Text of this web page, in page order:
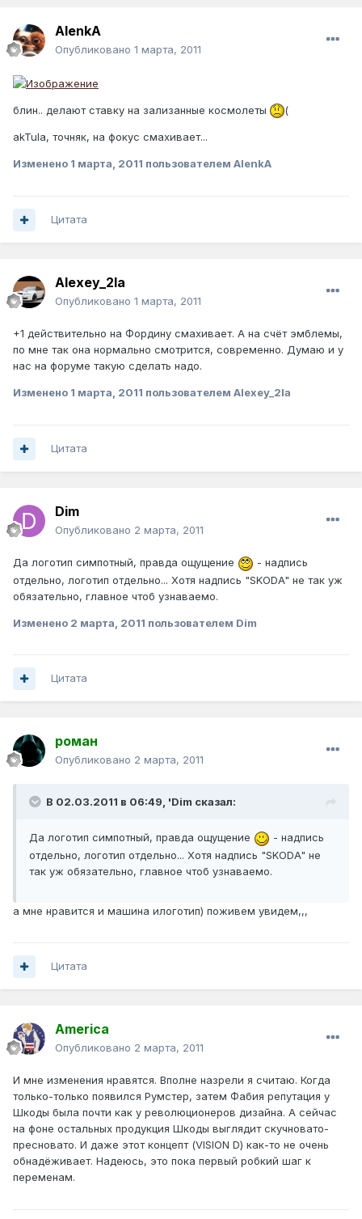
AlenkA
Опубликовано 1 марта, 2011
блин.. делают ставку на зализанные космолеты (
akTula, точняк, на фокус смахивает...
Изменено 1 марта, 2011 пользователем AlenkA
Цитата
Alexey_2la
Опубликовано 1 марта, 2011
+1 действительно на Фордину смахивает. А на счёт эмблемы,
по мне так она нормально смотрится, современно. Думаю и у
нас на форуме такую сделать надо.
Изменено 1 марта, 2011 пользователем Alexey_2la
Цитата
Dim
Опубликовано 2 марта, 2011
Да логотип симпотный, правда ощущение
- надпись
отдельно, логотип отдельно... Хотя надпись "SKODA" не так уж
обязательно, главное чтоб узнаваемо.
Изменено 2 марта, 2011 пользователем Dim
Цитата
роман
Опубликовано 2 марта, 2011
В 02.03.2011 в 06:49, 'Dim сказал:
Да логотип симпотный, правда ощущение
- надпись
отдельно, логотип отдельно... Хотя надпись "SKODA" не
так уж обязательно, главное чтоб узнаваемо.
а мне нравится и машина илоготип) поживем увидем,,,
Цитата
America
Опубликовано 2 марта, 2011
И мне изменения нравятся. Вполне назрели я считаю. Когда
только-только появился Румстер, затем Фабия репутация у
Шкоды была почти как у революционеров дизайна. А сейчас
на фоне остальных продукция Шкоды выглядит скучновато-
пресновато. И даже этот концепт (VISION D) как-то не очень
обнадёживает. Надеюсь, это пока первый робкий шаг к
переменам.